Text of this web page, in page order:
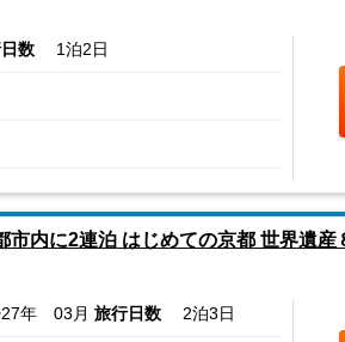
数 1泊2日
市内に2連泊 はじめての京都 世界遺
年 03月 旅行日数 2泊3日